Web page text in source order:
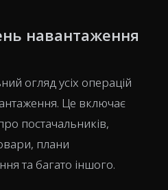
навантаження
огляд усіх операцій
Це включає
постачальників,
плани
та багато іншого.